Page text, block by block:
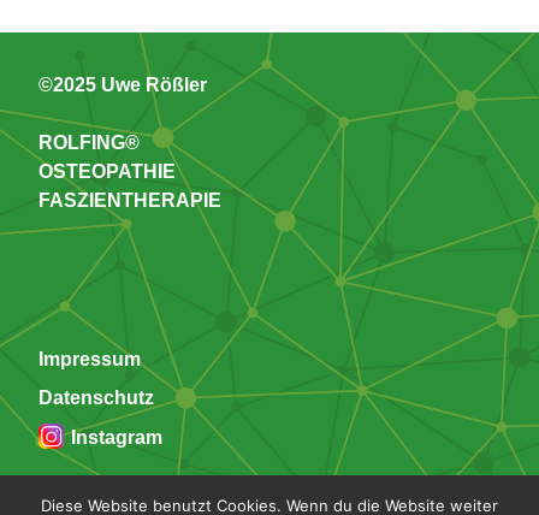
©2025 Uwe Rößler
ROLFING®
OSTEOPATHIE
FASZIENTHERAPIE
Impressum
Datenschutz
Instagram
Diese Website benutzt Cookies. Wenn du die Website weiter